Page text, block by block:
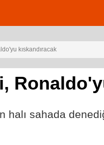
kıskandıracak
sahada